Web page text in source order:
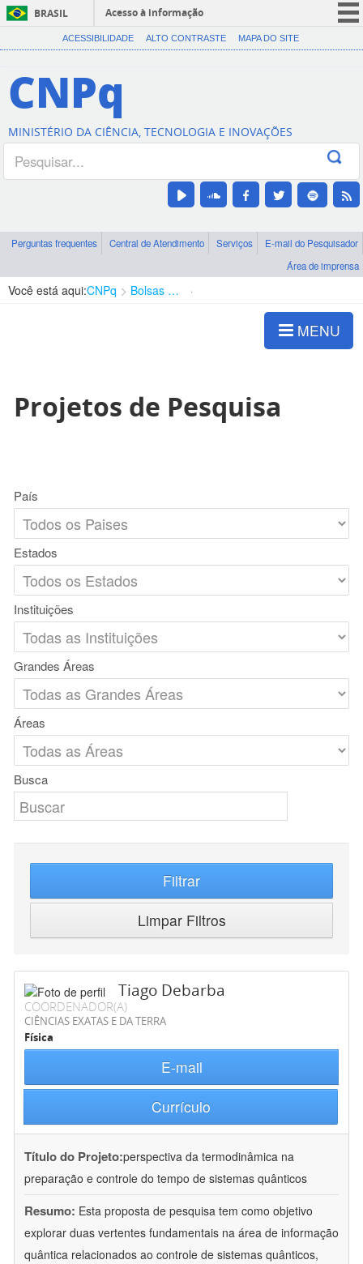
BRASIL
Acesso à informação
CORONAVÍRUS (COVID-19)
Canais
ACESSIBILIDADE ALTO CONTRASTE MAPA DO SITE
CNPq
MINISTÉRIO DA CIÊNCIA, TECNOLOGIA E INOVAÇÕES
Perguntas frequentes Central de Atendimento Serviços
E-mail do Pesquisador
Área de imprensa
Você está aqui:CNPq Bolsas e Auxílios Vigentes
MENU
Projetos de Pesquisa
País
Estados
Instituições
Grandes Áreas
Áreas
Busca
Filtrar
Limpar Filtros
Tiago Debarba
COORDENADOR(A)
CIÊNCIAS EXATAS E DA TERRA
Física
E-mail
Currículo
Título do Projeto:perspectiva da termodinâmica na
preparação e controle do tempo de sistemas quânticos
Resumo: Esta proposta de pesquisa tem como objetivo
explorar duas vertentes fundamentais na área de informação
quântica relacionados ao controle de sistemas quânticos,